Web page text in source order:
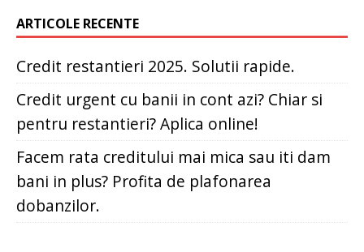
ARTICOLE RECENTE
Credit restantieri 2025. Solutii rapide.
Credit urgent cu banii in cont azi? Chiar si
pentru restantieri? Aplica online!
Facem rata creditului mai mica sau iti dam
bani in plus? Profita de plafonarea
dobanzilor.